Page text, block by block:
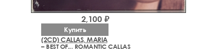
(2CD) CALLAS, MARIA
– BEST OF... ROMANTIC CALLAS
2,100 ₽
Купить